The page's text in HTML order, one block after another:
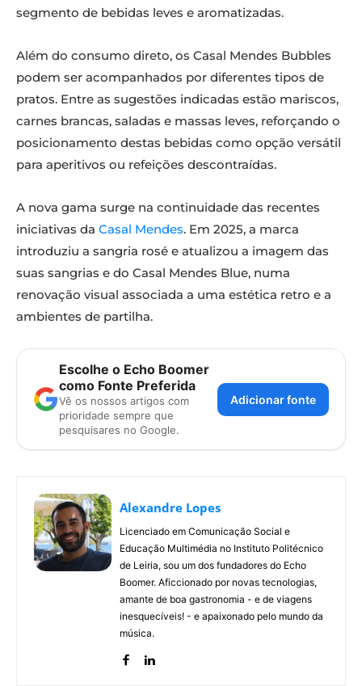
segmento de bebidas leves e aromatizadas.
Além do consumo direto, os Casal Mendes Bubbles
podem ser acompanhados por diferentes tipos de
pratos. Entre as sugestões indicadas estão mariscos,
carnes brancas, saladas e massas leves, reforçando o
posicionamento destas bebidas como opção versátil
para aperitivos ou refeições descontraídas.
A nova gama surge na continuidade das recentes
iniciativas da Casal Mendes. Em 2025, a marca
introduziu a sangria rosé e atualizou a imagem das
suas sangrias e do Casal Mendes Blue, numa
renovação visual associada a uma estética retro e a
ambientes de partilha.
Escolhe o Echo Boomer
como Fonte Preferida
Vê os nossos artigos com
prioridade sempre que
pesquisares no Google.
Adicionar fonte
Alexandre Lopes
Licenciado em Comunicação Social e
Educação Multimédia no Instituto Politécnico
de Leiria, sou um dos fundadores do Echo
Boomer. Aficcionado por novas tecnologias,
amante de boa gastronomia - e de viagens
inesquecíveis! - e apaixonado pelo mundo da
música.